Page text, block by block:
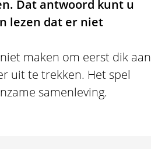
Dat antwoord kunt u
lezen dat er niet
maken om eerst dik aan
uit te trekken. Het spel
samenleving.